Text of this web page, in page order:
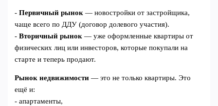
-Первичный рынок — новостройки от застройщика,
чаще всего по ДДУ (договор долевого участия).
-Вторичный рынок — уже оформленные квартиры от
физических лиц или инвесторов, которые покупали на
старте и теперь продают.
Рынок недвижимости — это не только квартиры. Это
ещё и:
- апартаменты,